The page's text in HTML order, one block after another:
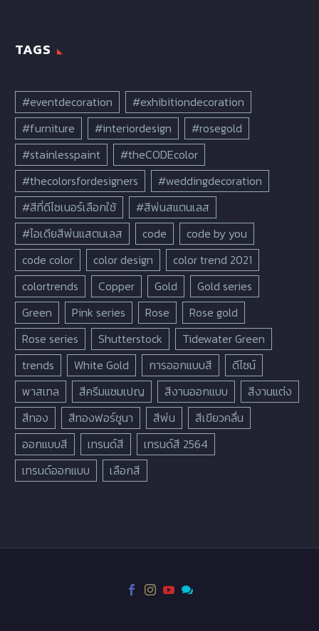
TAGS
#eventdecoration
#exhibitiondecoration
#furniture
#interiordesign
#rosegold
#stainlesspaint
#theCODEcolor
#thecolorsfordesigners
#weddingdecoration
#สีที่ดีไซเนอร์เลือกใช้
#สีพ่นสแตนเลส
#ไอเดียสีพ่นแสตนเลส
code
code by you
code color
color design
color trend 2021
colortrends
Copper Gold
Gold series
Green
Pink series Rose
Rose gold
Rose series
Shutterstock
Tidewater Green
trends
White Gold การออกแบบสี
ดีไซน์
พาสเทล
สีครีมแชมเปญ สีงานออกแบบ
สีงานแต่ง
สีทอง
สีทองฟอร์ชูนา สีพ่น
สีเขียวคลื่น
ออกแบบสี
เทรนด์สี
เทรนด์สี 2564
เทรนด์ออกแบบ
เลือกสี